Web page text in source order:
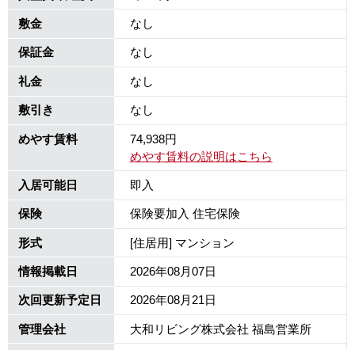
敷金 なし
保証金 なし
礼金 なし
敷引き なし
めやす賃料
74,938円
めやす賃料の説明はこちら
入居可能日 即入
保険 保険要加入 住宅保険
形式 [住居用] マンション
情報掲載日 2026年08月07日
管理会社 大和リビング株式会社 福島営業所
次回更新予定日 2026年08月21日